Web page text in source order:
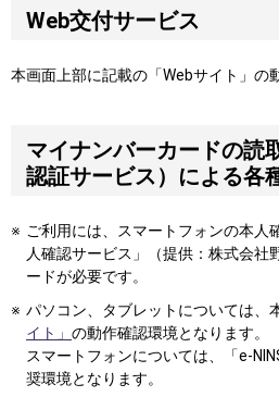
Web交付サービス
本画面上部に記載の「Webサイト」の
マイナンバーカードの読
認証サービス）による各
ご利用には、スマートフォンの本人
人確認サービス」（提供：株式会社
ードが必要です。
パソコン、タブレットについては、
イト」 の動作確認環境となります。
スマートフォンについては、「e-
奨環境となります。